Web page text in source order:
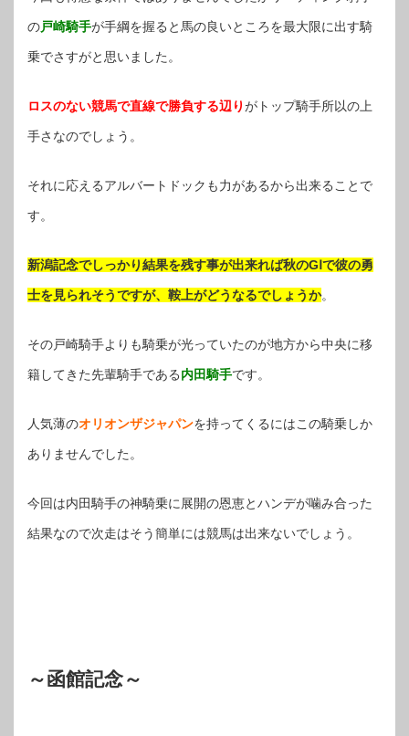
の戸崎騎手が手綱を握ると馬の良いところを最大限に出す騎
乗でさすがと思いました。
ロスのない競馬で直線で勝負する辺りがトップ騎手所以の上
手さなのでしょう。
それに応えるアルバートドックも力があるから出来ることで
す。
新潟記念でしっかり結果を残す事が出来れば秋のGⅠで彼の勇
士を見られそうですが、鞍上がどうなるでしょうか。
その戸崎騎手よりも騎乗が光っていたのが地方から中央に移
籍してきた先輩騎手である内田騎手です。
人気薄のオリオンザジャパンを持ってくるにはこの騎乗しか
ありませんでした。
今回は内田騎手の神騎乗に展開の恩恵とハンデが噛み合った
結果なので次走はそう簡単には競馬は出来ないでしょう。
～函館記念～